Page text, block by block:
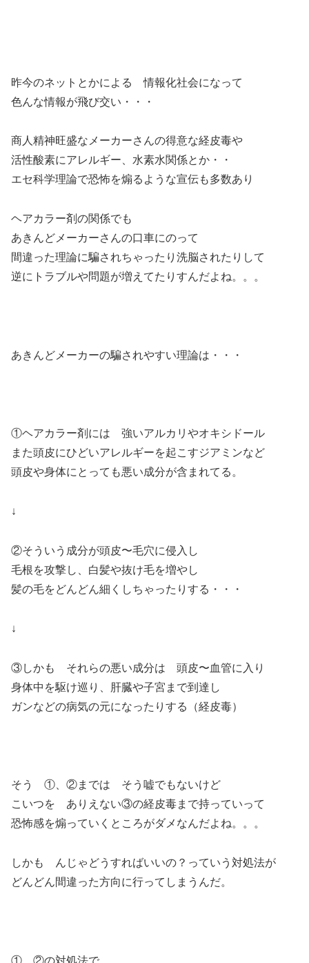
昨今のネットとかによる 情報化社会になって
色んな情報が飛び交い・・・
商人精神旺盛なメーカーさんの得意な経皮毒や
活性酸素にアレルギー、水素水関係とか・・
エセ科学理論で恐怖を煽るような宣伝も多数あり
ヘアカラー剤の関係でも
あきんどメーカーさんの口車にのって
間違った理論に騙されちゃったり洗脳されたりして
逆にトラブルや問題が増えてたりすんだよね。。。
あきんどメーカーの騙されやすい理論は・・・
①ヘアカラー剤には 強いアルカリやオキシドール
また頭皮にひどいアレルギーを起こすジアミンなど
頭皮や身体にとっても悪い成分が含まれてる。
↓
②そういう成分が頭皮〜毛穴に侵入し
毛根を攻撃し、白髪や抜け毛を増やし
髪の毛をどんどん細くしちゃったりする・・・
↓
③しかも それらの悪い成分は 頭皮〜血管に入り
身体中を駆け巡り、肝臓や子宮まで到達し
ガンなどの病気の元になったりする（経皮毒）
そう ①、②までは そう嘘でもないけど
こいつを ありえない③の経皮毒まで持っていって
恐怖感を煽っていくところがダメなんだよね。。。
しかも んじゃどうすればいいの？っていう対処法が
どんどん間違った方向に行ってしまうんだ。
①、②の対処法で